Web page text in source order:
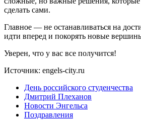
сделать сами.
Главное — не останавливаться на
идти вперед и покорять новые
Уверен, что у вас все получится!
Источник: engels-city.ru
День российского студенчества
Дмитрий Плеханов
Новости Энгельса
Поздравления